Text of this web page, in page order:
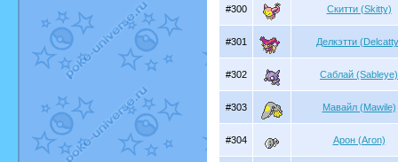
#300 Скитти (Skitty)
#301 Делкэтти
#302 Саблай (Sableye)
#303 Мавайл (Mawile)
#304 Арон (Aron)